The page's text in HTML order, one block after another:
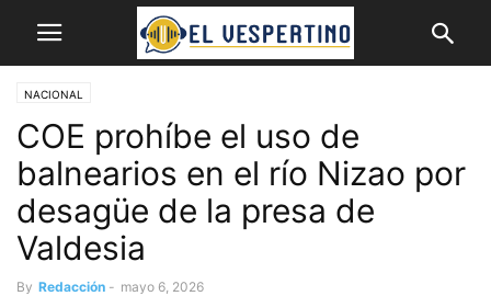
NACIONAL
COE prohíbe el uso de
balnearios en el río Nizao por
desagüe de la presa de
Valdesia
By Redacción - mayo 6, 2026